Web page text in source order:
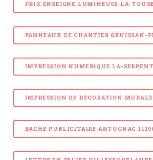
PRIX ENSEIGNE LUMINEUSE LA-
PANNEAUX DE CHANTIER GRUISSAN-
IMPRESSION NUMERIQUE LA-
IMPRESSION DE DECORATION
BACHE PUBLICITAIRE ANTUGNAC